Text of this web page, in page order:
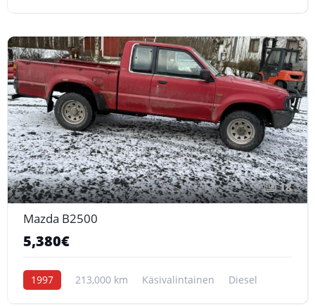
18
Mazda B2500
5,380€
1997 213,000 km Käsivalintainen Diesel